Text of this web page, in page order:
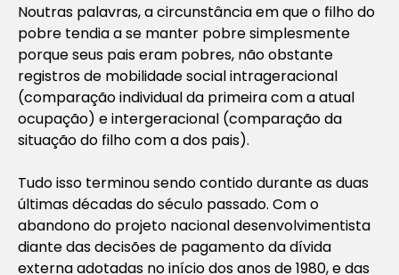
Noutras palavras, a circunstância em que o filho do
pobre tendia a se manter pobre simplesmente
porque seus pais eram pobres, não obstante
registros de mobilidade social intrageracional
(comparação individual da primeira com a atual
ocupação) e intergeracional (comparação da
situação do filho com a dos pais).
Tudo isso terminou sendo contido durante as duas
últimas décadas do século passado. Com o
abandono do projeto nacional desenvolvimentista
diante das decisões de pagamento da dívida
externa adotadas no início dos anos de 1980, e das